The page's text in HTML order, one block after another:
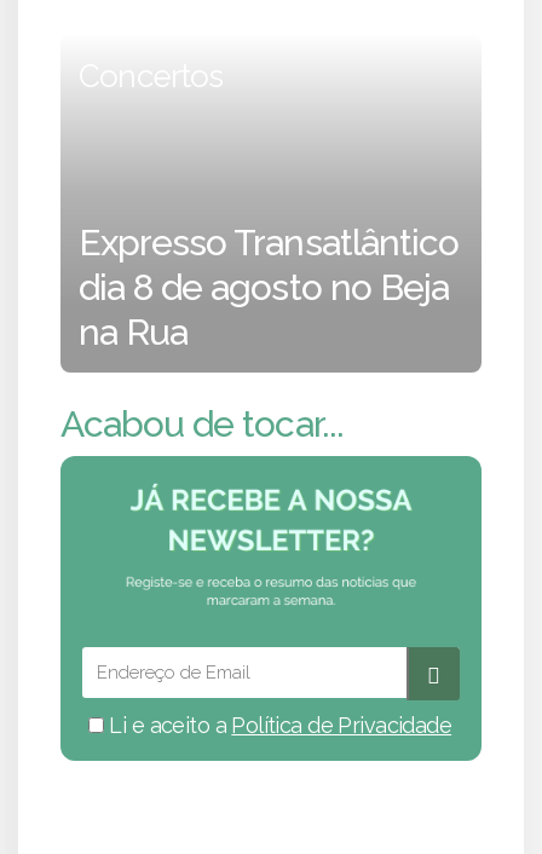
Concertos
Expresso Transatlântico
dia 8 de agosto no Beja
na Rua
Acabou de tocar...
Li e aceito a Política de Privacidade